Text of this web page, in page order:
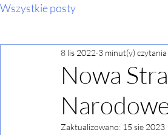
Wszystkie posty
Nowa
8 lis 2022 3 minut(y) czytania
Zaktualizowano: 15 sie 2023